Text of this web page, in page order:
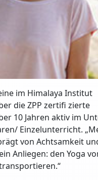
im Himalaya Institut
die ZPP zertifi zierte
10 Jahren aktiv im
Einzelunterricht.
von Achtsamkeit
Anliegen: den Yoga